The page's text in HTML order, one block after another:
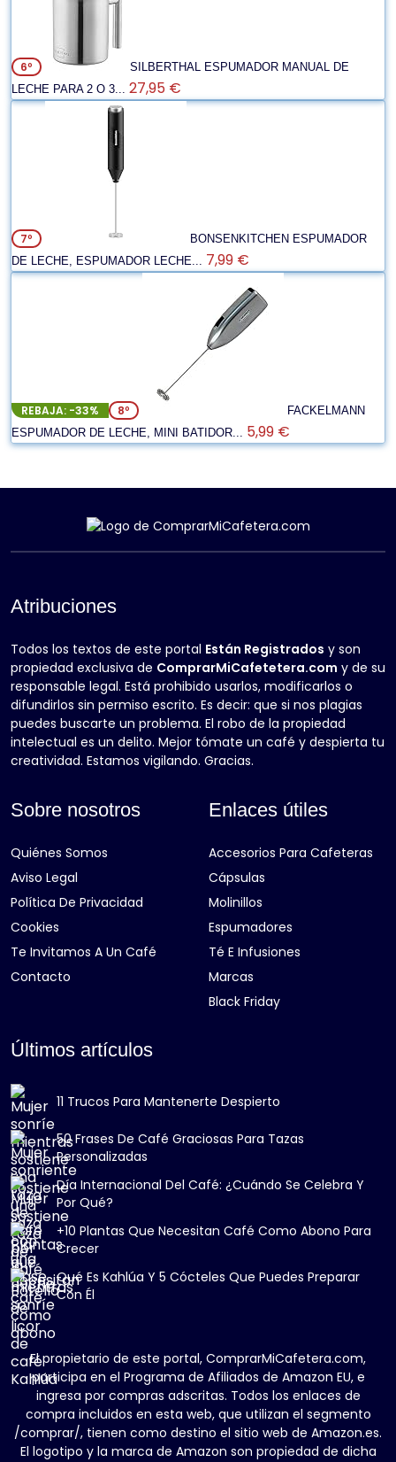
6º
SILBERTHAL ESPUMADOR MANUAL DE
LECHE PARA 2 O 3... 27,95 €
7º
BONSENKITCHEN ESPUMADOR
DE LECHE, ESPUMADOR LECHE... 7,99 €
REBAJA: -33% 8º
FACKELMANN
ESPUMADOR DE LECHE, MINI BATIDOR... 5,99 €
Atribuciones
Todos los textos de este portal Están Registrados y son
propiedad exclusiva de ComprarMiCafetetera.com y de su
responsable legal. Está prohibido usarlos, modificarlos o
difundirlos sin permiso escrito. Es decir: que si nos plagias
puedes buscarte un problema. El robo de la propiedad
intelectual es un delito. Mejor tómate un café y despierta tu
creatividad. Estamos vigilando. Gracias.
Sobre nosotros
Quiénes Somos
Aviso Legal
Política De Privacidad
Cookies
Te Invitamos A Un Café
Contacto
Enlaces útiles
Accesorios Para Cafeteras
Cápsulas
Molinillos
Espumadores
Té E Infusiones
Marcas
Black Friday
Últimos artículos
11 Trucos Para Mantenerte Despierto
50 Frases De Café Graciosas Para Tazas
Personalizadas
Día Internacional Del Café: ¿Cuándo Se Celebra Y
Por Qué?
+10 Plantas Que Necesitan Café Como Abono Para
Crecer
Qué Es Kahlúa Y 5 Cócteles Que Puedes Preparar
Con Él
El propietario de este portal, ComprarMiCafetera.com,
participa en el Programa de Afiliados de Amazon EU, e
ingresa por compras adscritas. Todos los enlaces de
compra incluidos en esta web, que utilizan el segmento
/comprar/, tienen como destino el sitio web de Amazon.es.
El logotipo y la marca de Amazon son propiedad de dicha